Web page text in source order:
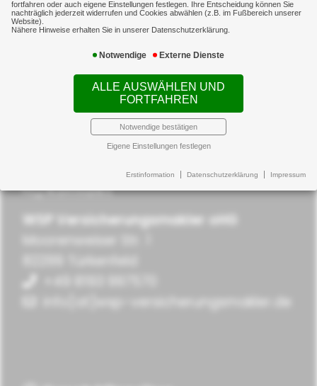
fortfahren oder auch eigene Einstellungen festlegen. Ihre Entscheidung können Sie
nachträglich jederzeit widerrufen und Cookies abwählen (z.B. im Fußbereich unserer
Website).
Nähere Hinweise erhalten Sie in unserer Datenschutzerklärung.
Notwendige Externe Dienste
ALLE AUSWÄHLEN UND
FORTFAHREN
Notwendige bestätigen
Eigene Einstellungen festlegen
Erstinformation Datenschutzerklärung Impressum
Newsticker
Kontakt
WSP Versicherungsmakler oHG